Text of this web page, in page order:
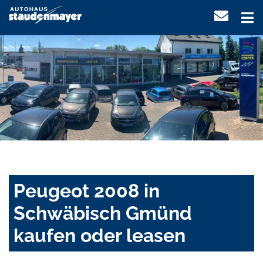
Peugeot 2008 in
Schwäbisch Gmünd
kaufen oder leasen